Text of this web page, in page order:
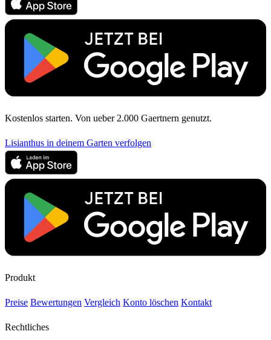
Kostenlos starten. Von ueber 2.000 Gaertnern genutzt.
Lisianthus in deinem Garten verfolgen
Produkt
Preise Bewertungen Vergleich Konto löschen Kontakt
Rechtliches